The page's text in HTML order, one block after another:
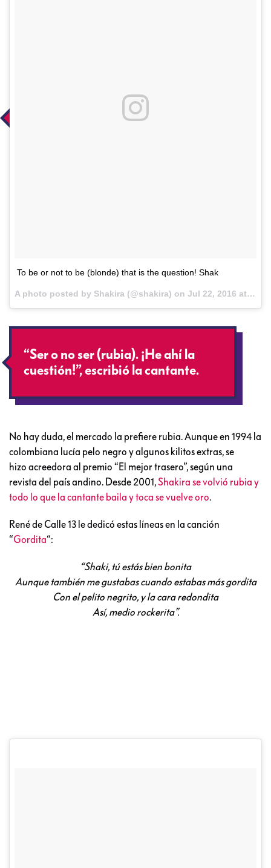
To be or not to be (blonde) that is the question! Shak
A photo posted by Shakira (@shakira) on Jul 22, 2016 at 7:23am PDT
“Ser o no ser (rubia). ¡He ahí la
cuestión!”, escribió la cantante.
No hay duda, el mercado la prefiere rubia. Aunque en 1994 la
colombiana lucía pelo negro y algunos kilitos extras, se
hizo acreedora al premio “El mejor trasero”, según una
revista del país andino. Desde 2001,Shakira se volvió rubia y
todo lo que la cantante baila y toca se vuelve oro.
René de Calle 13 le dedicó estas líneas en la canción
“Gordita“:
“Shaki, tú estás bien bonita
Aunque también me gustabas cuando estabas más gordita
Con el pelito negrito, y la cara redondita
Así, medio rockerita”.